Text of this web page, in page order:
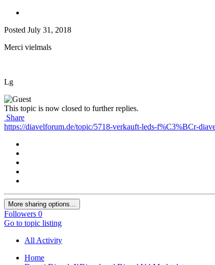
Posted July 31, 2018
Merci vielmals
Lg
This topic is now closed to further replies.
Share
https://diavelforum.de/topic/5718-verkauft-leds-f%C3%BCr-
More sharing options...
Followers 0
Go to topic listing
All Activity
Home